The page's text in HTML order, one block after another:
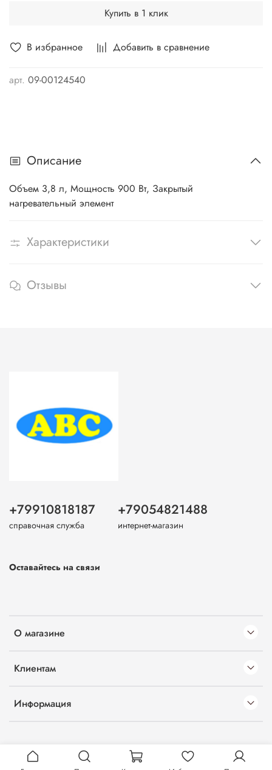
В избранное Добавить в сравнение
арт. 09-00124540
Купить в 1 клик
Описание
Объем 3,8 л, Мощность 900 Вт, Закрытый
нагревательный элемент
Характеристики
Отзывы
О магазине
Клиентам
Информация
+79910818187
справочная служба
+79054821488
интернет-магазин
Оставайтесь на связи